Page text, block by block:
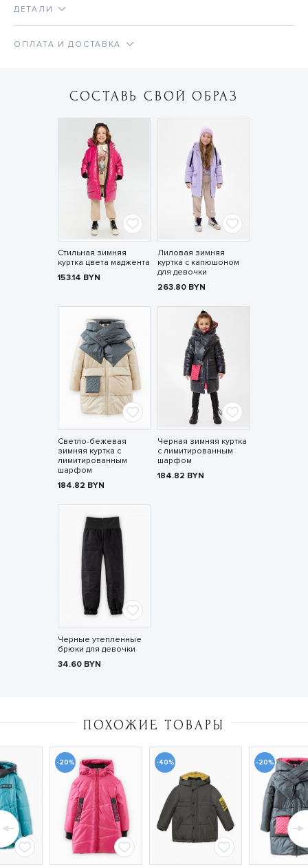
ДЕТАЛИ
ОПЛАТА И ДОСТАВКА
СОСТАВЬ СВОЙ ОБРАЗ
Стильная зимняя
куртка цвета маджента
153.14 BYN
Лиловая зимняя
куртка с капюшоном
для девочки
263.80 BYN
Светло-бежевая
зимняя куртка с
лимитированным
шарфом
184.82 BYN
Черная зимняя куртка
с лимитированным
шарфом
184.82 BYN
Черные утепленные
брюки для девочки
34.60 BYN
ПОХОЖИЕ ТОВАРЫ
-20% -40% -20%